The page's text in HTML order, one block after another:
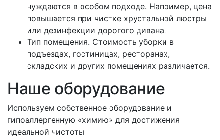
нуждаются в особом подходе. Например, цена
повышается при чистке хрустальной люстры
или дезинфекции дорогого дивана.
Тип помещения. Стоимость уборки в
подъездах, гостиницах, ресторанах,
складских и других помещениях различается.
Наше оборудование
Используем собственное оборудование и
гипоаллергенную «химию» для достижения
идеальной чистоты